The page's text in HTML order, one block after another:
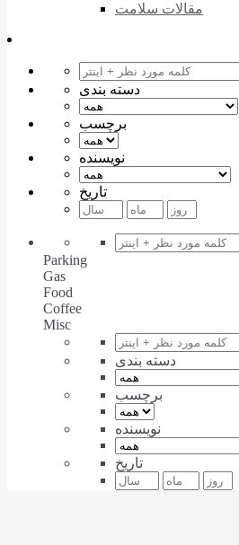
مقالات سلامت
دسته بندی
برچسب
نویسنده
تاریخ
Parking
Gas
Food
Coffee
Misc
دسته بندی
برچسب
نویسنده
تاریخ